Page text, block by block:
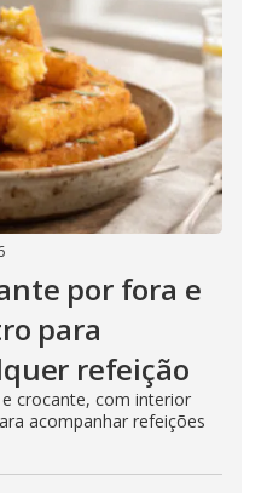
por fora e
para
refeição
crocante, com interior
acompanhar refeições